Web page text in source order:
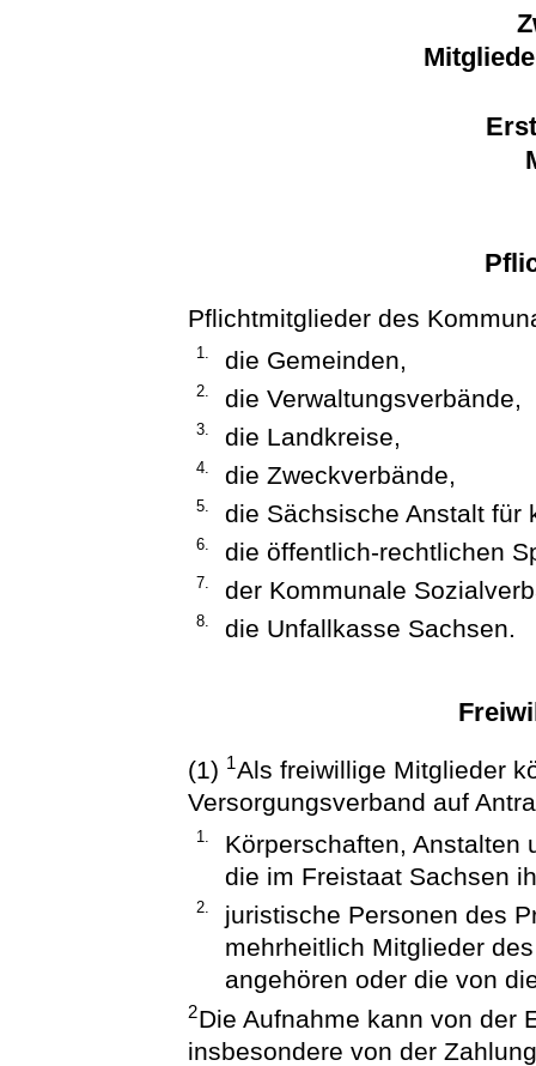
Pflichtmitglieder des
1. die Gemeinden,
2. die Verwaltungsverbände,
3. die Landkreise,
4. die Zweckverbände,
5. die Sächsische Anstalt für
6. die öffentlich-rechtlichen
7. der Kommunale
8. die Unfallkasse Sachsen.
(1) 1Als freiwillige Mitglieder
Versorgungsverband auf
1.
Körperschaften, Anstalten
die im Freistaat Sachsen
2.
juristische Personen des
mehrheitlich Mitglieder
angehören oder die von
2Die Aufnahme kann von der
insbesondere von der